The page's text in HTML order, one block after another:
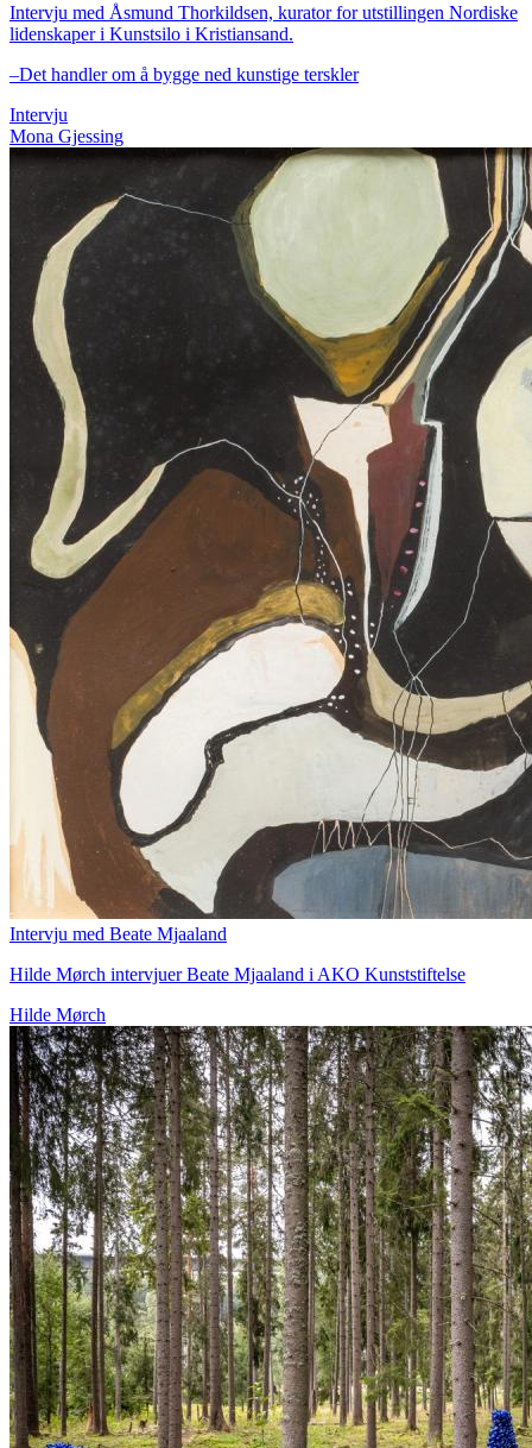
Intervju med Åsmund Thorkildsen, kurator for utstillingen Nordiske
lidenskaper i Kunstsilo i Kristiansand.
–Det handler om å bygge ned kunstige terskler
Intervju
Mona Gjessing
Intervju med Beate Mjaaland
Hilde Mørch intervjuer Beate Mjaaland i AKO Kunststiftelse
Hilde Mørch